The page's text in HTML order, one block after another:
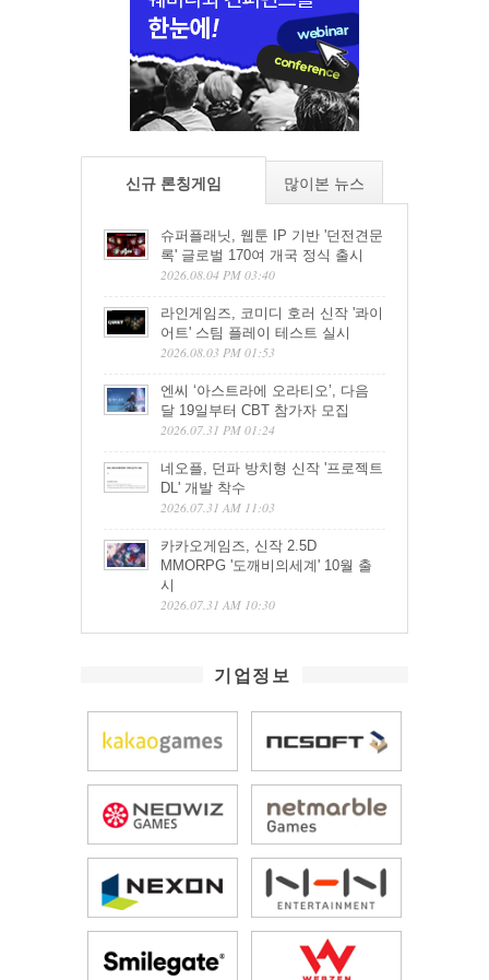
신규 론칭게임 많이본 뉴스
슈퍼플래닛, 웹툰 IP 기반 '던전견문
록' 글로벌 170여 개국 정식 출시
2026.08.04 PM 03:40
라인게임즈, 코미디 호러 신작 '콰이
어트' 스팀 플레이 테스트 실시
2026.08.03 PM 01:53
엔씨 ‘아스트라에 오라티오’, 다음
달 19일부터 CBT 참가자 모집
2026.07.31 PM 01:24
네오플, 던파 방치형 신작 '프로젝트
DL' 개발 착수
2026.07.31 AM 11:03
카카오게임즈, 신작 2.5D
MMORPG '도깨비의세계' 10월 출
시
2026.07.31 AM 10:30
기업정보